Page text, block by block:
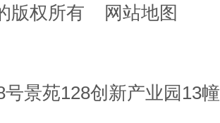
版权所有
网站地图
景苑128创新产业园13幢